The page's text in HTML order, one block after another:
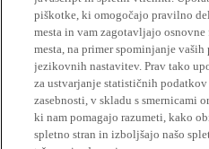
piškotke, ki omogočajo pravilno
mesta in vam zagotavljajo osnovne
mesta, na primer spominjanje
jezikovnih nastavitev. Prav tako
za ustvarjanje statističnih
zasebnosti, v skladu s smernicami
ki nam pomagajo razumeti, kako
spletno stran in izboljšajo našo